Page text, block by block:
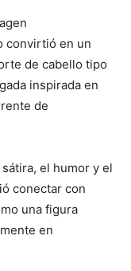
convirtió en un
de cabello tipo
inspirada en
de
el humor y el
conectar con
una figura
en